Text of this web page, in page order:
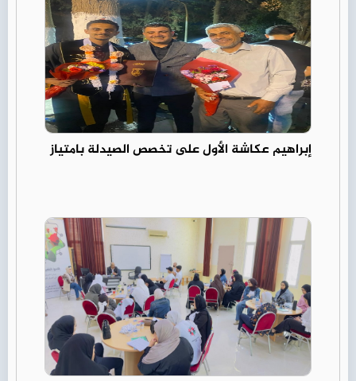
إبراهيم عكاشة الأول على تخصص الصيدلة بامتياز